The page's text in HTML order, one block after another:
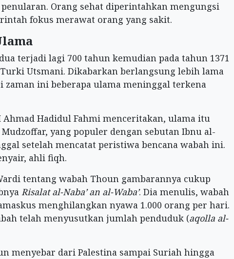
Orang sehat diperintahkan mengungsi
fokus merawat orang yang sakit.
terjadi lagi 700 tahun kemudian pada tahun 1371
Utsmani. Dikabarkan berlangsung lebih lama
zaman ini beberapa ulama meninggal terkena
Ahmad Hadidul Fahmi menceritakan, ulama itu
yang populer dengan sebutan Ibnu al-
setelah mencatat peristiwa bencana wabah ini.
ahli fiqh.
tentang wabah Thoun gambarannya cukup
Risalat al-Naba’ an al-Waba’. Dia menulis, wabah
menghilangkan nyawa 1.000 orang per hari.
telah menyusutkan jumlah penduduk (aqolla al-
menyebar dari Palestina sampai Suriah hingga